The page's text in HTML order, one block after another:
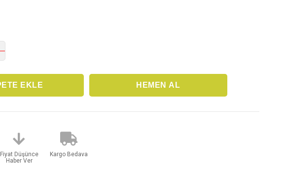
Fiyat Düşünce
Haber Ver
Kargo Bedava